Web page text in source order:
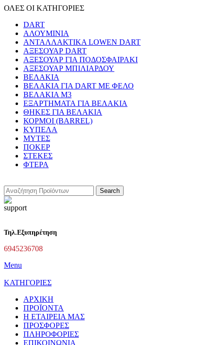
ΟΛΕΣ ΟΙ ΚΑΤΗΓΟΡΙΕΣ
DART
ΑΛΟΥΜΙΝΙΑ
ΑΝΤΑΛΛΑΚΤΙΚΑ LOWEN DART
ΑΞΕΣΟΥΑΡ DART
ΑΞΕΣΟΥΑΡ ΓΙΑ ΠΟΔΟΣΦΑΙΡΑΚΙ
ΑΞΕΣΟΥΑΡ ΜΠΙΛΙΑΡΔΟΥ
ΒΕΛΑΚΙΑ
ΒΕΛΑΚΙΑ ΓΙΑ DART ΜΕ ΦΕΛΟ
ΒΕΛΑΚΙΑ Μ3
ΕΞΑΡΤΗΜΑΤΑ ΓΙΑ ΒΕΛΑΚΙΑ
ΘΗΚΕΣ ΓΙΑ ΒΕΛΑΚΙΑ
ΚΟΡΜΟΙ (BARREL)
ΚΥΠΕΛΑ
ΜΥΤΕΣ
ΠΟΚΕΡ
ΣΤΕΚΕΣ
ΦΤΕΡΑ
Search
Τηλ.Εξυπηρέτηση
6945236708
Menu
ΚΑΤΗΓΟΡΙΕΣ
ΑΡΧΙΚΗ
ΠΡΟΪΟΝΤΑ
Η ΕΤΑΙΡΕΙΑ ΜΑΣ
ΠΡΟΣΦΟΡΕΣ
ΠΛΗΡΟΦΟΡΙΕΣ
ΕΠΙΚΟΙΝΩΝΙΑ